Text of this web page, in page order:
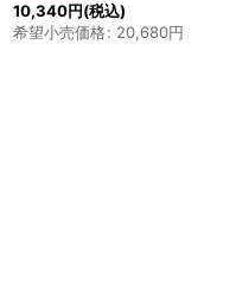
10,340円(税込)
希望小売価格: 20,680円